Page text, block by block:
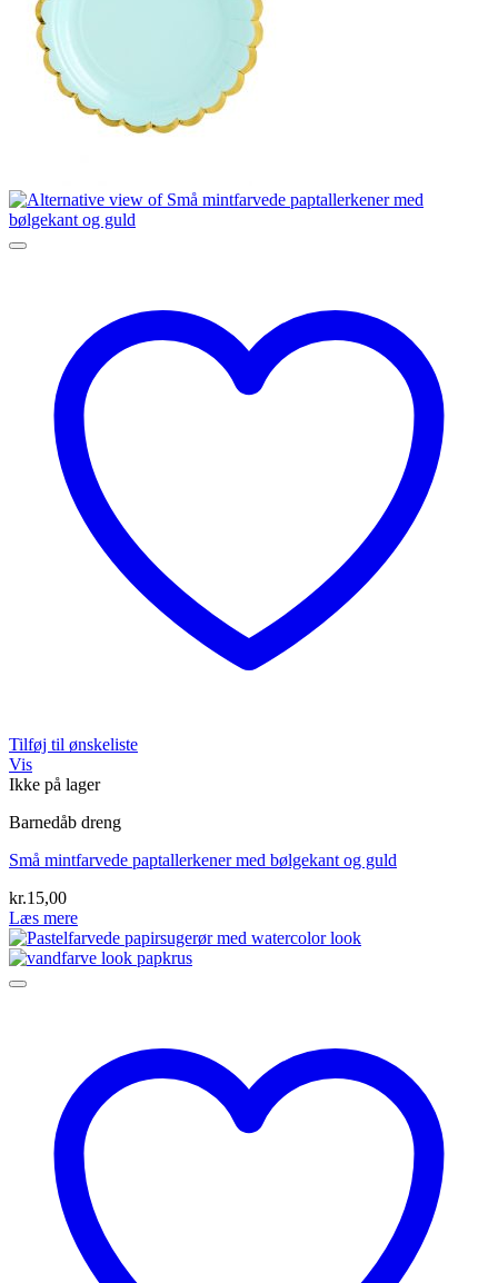
Tilføj til ønskeliste
Vis
Ikke på lager
Barnedåb dreng
Små mintfarvede paptallerkener med bølgekant og guld
kr.15,00
Læs mere